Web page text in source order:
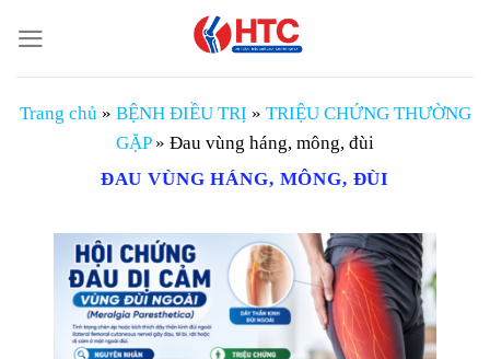
đến
nội
dungTrang chủ » BỆNH ĐIỀU TRỊ » TRIỆU CHỨNG THƯỜNG
GẶP» Đau vùng háng, mông, đùi
ĐAU VÙNG HÁNG, MÔNG, ĐÙI